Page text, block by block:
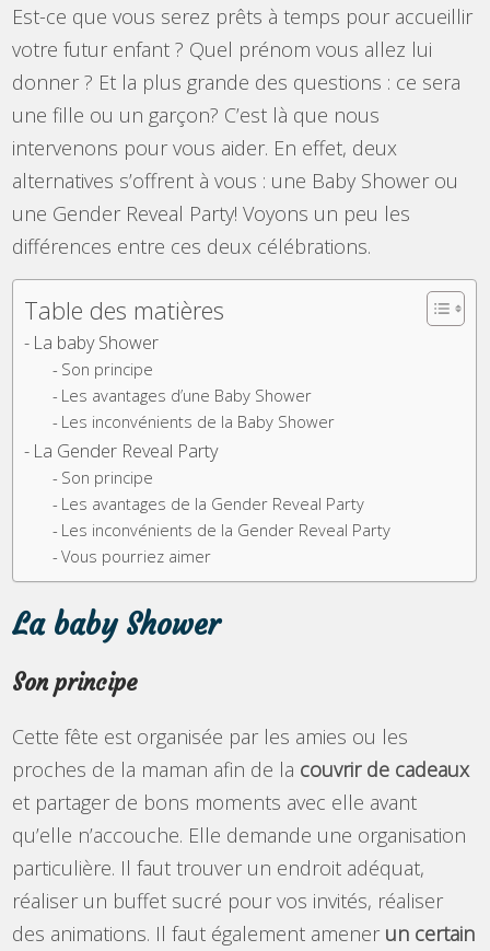
Est-ce que vous serez prêts à temps pour accueillir
votre futur enfant ? Quel prénom vous allez lui
donner ? Et la plus grande des questions : ce sera
une fille ou un garçon? C’est là que nous
intervenons pour vous aider. En effet, deux
alternatives s’offrent à vous : une Baby Shower ou
une Gender Reveal Party! Voyons un peu les
différences entre ces deux célébrations.
Table des matières
La baby Shower
Son principe
Les avantages d’une Baby Shower
Les inconvénients de la Baby Shower
La Gender Reveal Party
Son principe
Les avantages de la Gender Reveal Party
Les inconvénients de la Gender Reveal Party
Vous pourriez aimer
La baby Shower
Son principe
Cette fête est organisée par les amies ou les
proches de la maman afin de la couvrir de cadeaux
et partager de bons moments avec elle avant
qu’elle n’accouche. Elle demande une organisation
particulière. Il faut trouver un endroit adéquat,
réaliser un buffet sucré pour vos invités, réaliser
des animations. Il faut également amener un certain